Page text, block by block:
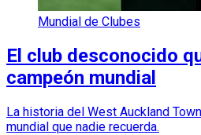
Mundial de Clubes
El club desconocido
campeón mundial
La historia del West Auckland
mundial que nadie recuerda.